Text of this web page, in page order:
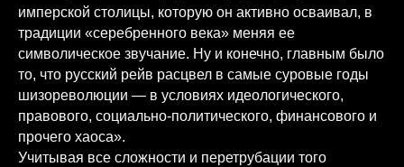
имперской столицы, которую он активно осваивал, в
традиции «серебренного века» меняя ее
символическое звучание. Ну и конечно, главным было
то, что русский рейв расцвел в самые суровые годы
шизореволюции — в условиях идеологического,
правового, социально-политического, финансового и
прочего хаоса».
Учитывая все сложности и перетрубации того